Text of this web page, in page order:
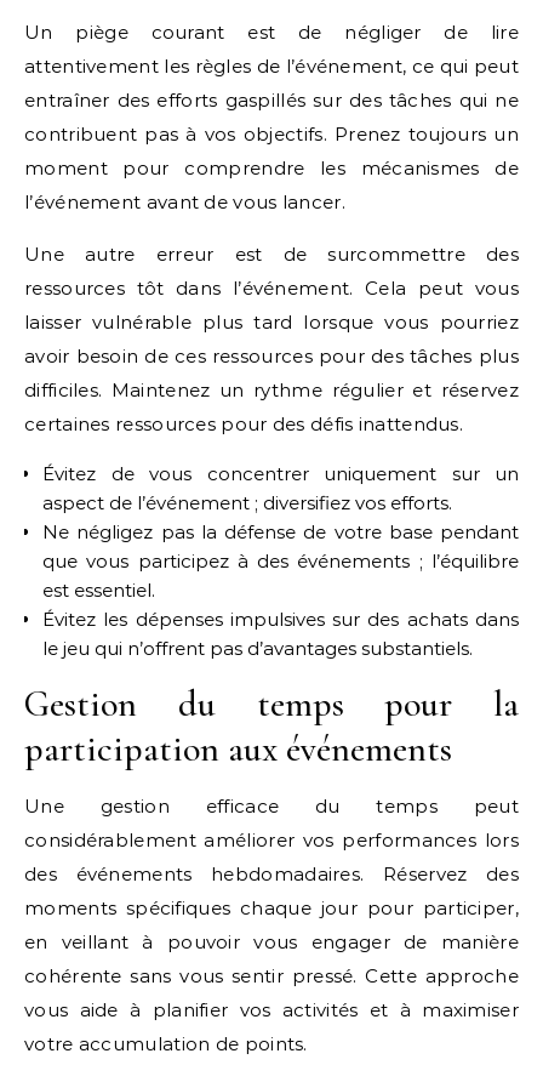
Un piège courant est de négliger de lire
attentivement les règles de l’événement, ce qui peut
entraîner des efforts gaspillés sur des tâches qui ne
contribuent pas à vos objectifs. Prenez toujours un
moment pour comprendre les mécanismes de
l’événement avant de vous lancer.
Une autre erreur est de surcommettre des
ressources tôt dans l’événement. Cela peut vous
laisser vulnérable plus tard lorsque vous pourriez
avoir besoin de ces ressources pour des tâches plus
difficiles. Maintenez un rythme régulier et réservez
certaines ressources pour des défis inattendus.
Évitez de vous concentrer uniquement sur un
aspect de l’événement ; diversifiez vos efforts.
Ne négligez pas la défense de votre base pendant
que vous participez à des événements ; l’équilibre
est essentiel.
Évitez les dépenses impulsives sur des achats dans
le jeu qui n’offrent pas d’avantages substantiels.
Gestion du temps pour la
participation aux événements
Une gestion efficace du temps peut
considérablement améliorer vos performances lors
des événements hebdomadaires. Réservez des
moments spécifiques chaque jour pour participer,
en veillant à pouvoir vous engager de manière
cohérente sans vous sentir pressé. Cette approche
vous aide à planifier vos activités et à maximiser
votre accumulation de points.